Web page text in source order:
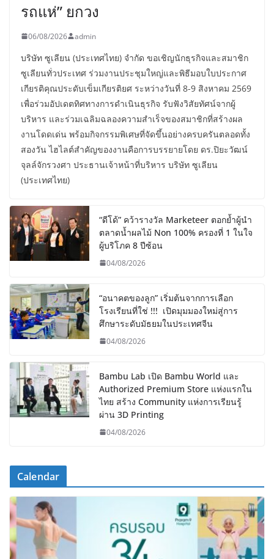
รถแห่” ยกวง
06/08/2026 admin
บริษัท ซูเลียน (ประเทศไทย) จำกัด ขอเชิญนักธุรกิจและสมาชิก
ซูเลียนทั่วประเทศ ร่วมงานประชุมใหญ่และพิธีมอบใบประกาศ
เกียรติคุณประดับเข็มเกียรติยศ ระหว่างวันที่ 8-9 สิงหาคม 2569
เพื่อร่วมอัปเดตทิศทางการดำเนินธุรกิจ รับฟังวิสัยทัศน์จากผู้
บริหาร และร่วมเฉลิมฉลองความสำเร็จของสมาชิกที่สร้างผล
งานโดดเด่น พร้อมกิจกรรมพิเศษที่จัดขึ้นอย่างครบครันตลอดทั้ง
สองวัน ไฮไลต์สำคัญของงานคือการบรรยายโดย ดร.ปิยะวัฒน์
จุลล์จักรวงศา ประธานเจ้าหน้าที่บริหาร บริษัท ซูเลียน
(ประเทศไทย)
“ดีโด้” คว้ารางวัล Marketeer ตอกย้ำผู้นำ
ตลาดน้ำผลไม้ Non 100% ครองที่ 1 ในใจ
ผู้บริโภค 8 ปีซ้อน
04/08/2026
“อนาคตของลูก” เริ่มต้นจากการเลือก
โรงเรียนที่ใช่ !!! เปิดมุมมองใหม่สู่การ
ศึกษาระดับมัธยมในประเทศจีน
04/08/2026
Bambu Lab เปิด Bambu World และ
Authorized Premium Store แห่งแรกใน
ไทย สร้าง Community แห่งการเรียนรู้
ผ่าน 3D Printing
04/08/2026
Calendar